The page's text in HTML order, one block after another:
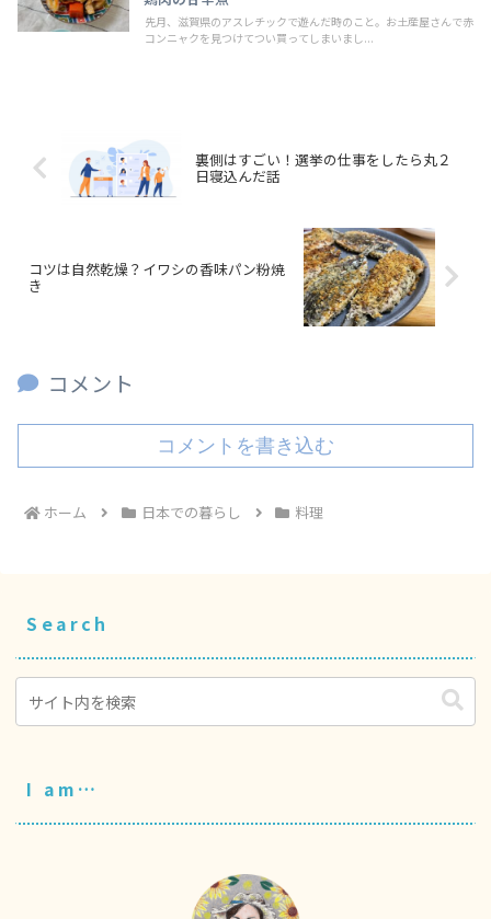
先月、滋賀県のアスレチックで遊んだ時のこと。お土産屋さんで赤
コンニャクを見つけてつい買ってしまいまし...
裏側はすごい！選挙の仕事をしたら丸２
日寝込んだ話
コツは自然乾燥？イワシの香味パン粉焼
き
コメント
コメントを書き込む
ホーム 日本での暮らし 料理
Search
I am…